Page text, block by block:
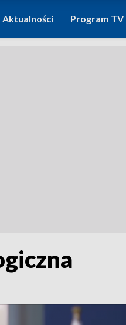
Aktualności Program TV